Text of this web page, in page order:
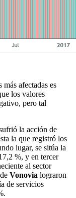
afectadas es
los valores
pero tal
la acción de
la que registró los
lugar, se sitúa la
%, y en tercer
al sector
Vonovia lograron
de servicios